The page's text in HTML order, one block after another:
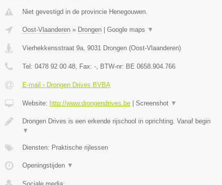
Niet gevestigd in de provincie Henegouwen.
Oost-Vlaanderen » Drongen | Google maps ▼
Vierhekkensstraat 9a 9031 Drongen (Oost-Vlaanderen)
Tel: 0478 92 00 48 , Fax: - , BTW-nr: BE 0658.904.766
E-mail › Drongen Drives BVBA
Website: http://www.drongendrives.be | Screenshot ▼
Drongen Drives is een erkende rijschool in oprichting. Vanaf begin
▼
Diensten: Praktische rijlessen
Openingstijden ▼